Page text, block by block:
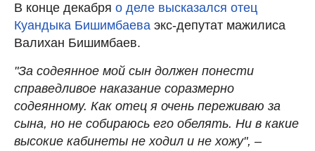
В конце декабря о деле высказался отец
Куандыка Бишимбаева экс-депутат мажилиса
Валихан Бишимбаев.
"За содеянное мой сын должен понести
справедливое наказание соразмерно
содеянному. Как отец я очень переживаю за
сына, но не собираюсь его обелять. Ни в какие
высокие кабинеты не ходил и не хожу", –